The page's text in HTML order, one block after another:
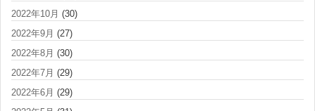
2022年10月 (30)
2022年9月 (27)
2022年8月 (30)
2022年7月 (29)
2022年6月 (29)